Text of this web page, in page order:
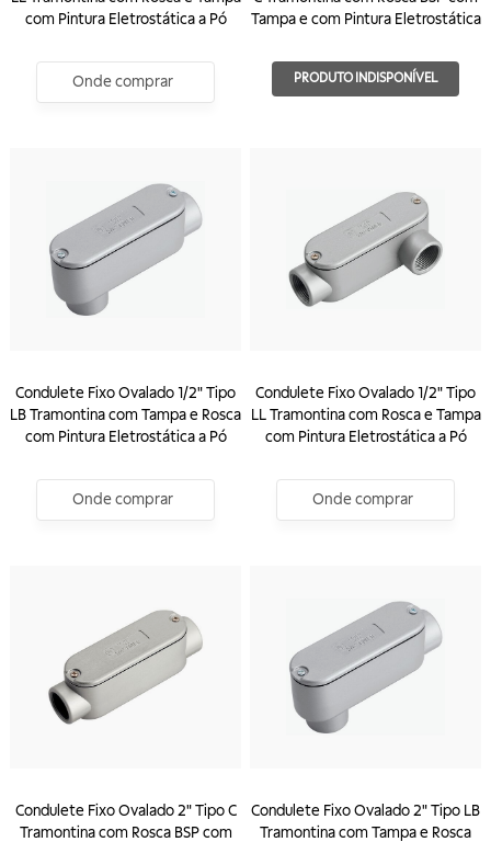
com Pintura Eletrostática a Pó
Onde comprar
Tampa e com Pintura Eletrostática
PRODUTO INDISPONÍVEL
Condulete Fixo Ovalado 1/2" Tipo
LB Tramontina com Tampa e Rosca
com Pintura Eletrostática a Pó
Onde comprar
Condulete Fixo Ovalado 1/2" Tipo
LL Tramontina com Rosca e Tampa
com Pintura Eletrostática a Pó
Onde comprar
Condulete Fixo Ovalado 2" Tipo C
Tramontina com Rosca BSP com
Condulete Fixo Ovalado 2" Tipo LB
Tramontina com Tampa e Rosca